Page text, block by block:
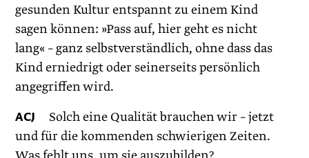
gesunden Kultur entspannt zu einem Kind
sagen können: »Pass auf, hier geht es nicht
lang« – ganz selbstverständlich, ohne dass das
Kind erniedrigt oder seinerseits persönlich
angegriffen wird.
ACJ Solch eine Qualität brauchen wir – jetzt
und für die kommenden schwierigen Zeiten.